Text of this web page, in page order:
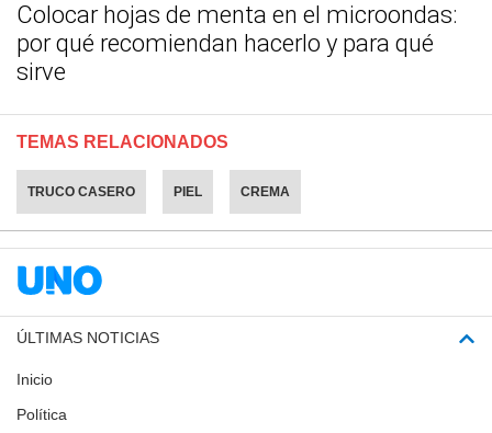
Colocar hojas de menta en el microondas:
por qué recomiendan hacerlo y para qué
sirve
TEMAS RELACIONADOS
TRUCO CASERO PIEL CREMA
ÚLTIMAS NOTICIAS
Inicio
Política